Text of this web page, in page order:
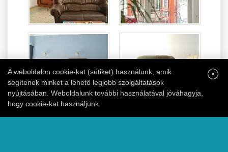
×
A weboldalon cookie-kat (sütiket) használunk, amik
segítenek minket a lehető legjobb szolgáltatások
nyújtásában. Weboldalunk további használatával jóváhagyja,
hogy cookie-kat használjunk.